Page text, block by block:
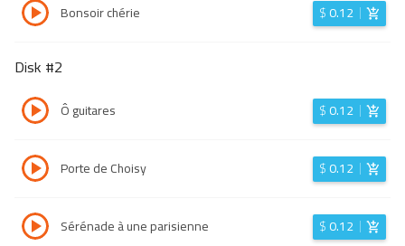
Bonsoir chérie $0.12
Disk #2
Ô guitares $0.12
Porte de Choisy $0.12
Sérénade à une parisienne $0.12